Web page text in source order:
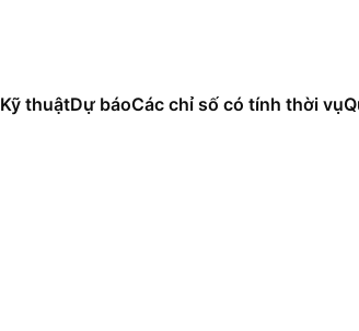
Kỹ thuậtDự báoCác chỉ số có tính thời vụ